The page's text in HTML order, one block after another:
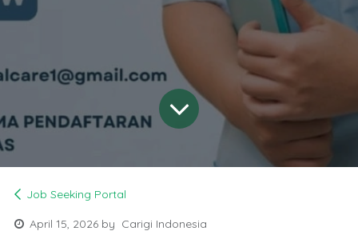
Job Seeking Portal
April 15, 2026 by Carigi Indonesia